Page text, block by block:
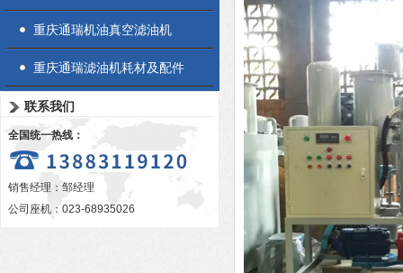
重庆通瑞机油真空滤油机
重庆通瑞滤油机耗材及配件
联系我们
全国统一热线：
销售经理：邹经理
公司座机：023-68935026